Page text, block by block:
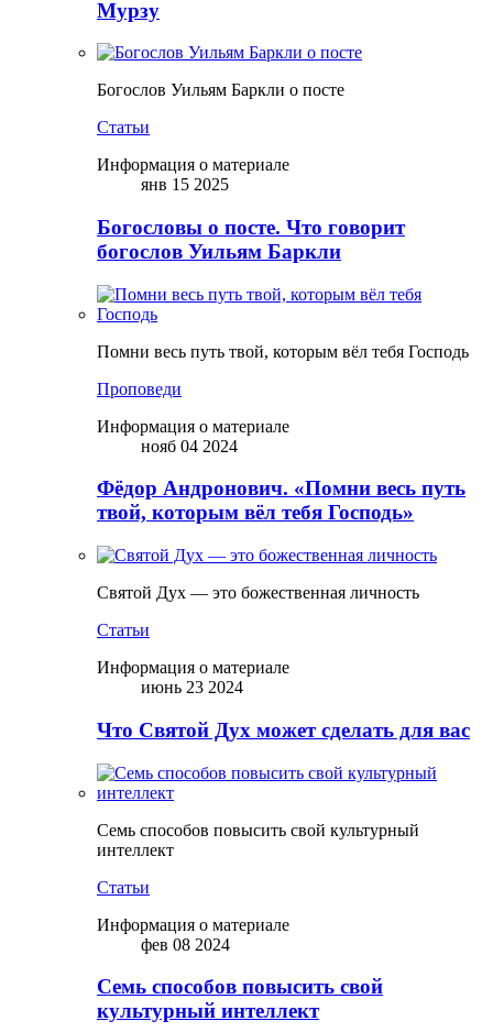
Мурзу
Богослов Уильям Баркли о посте
Статьи
Информация о материале
янв 15 2025
Богословы о посте. Что говорит
богослов Уильям Баркли
Помни весь путь твой, которым вёл тебя Господь
Проповеди
Информация о материале
нояб 04 2024
Фёдор Андронович. «Помни весь путь
твой, которым вёл тебя Господь»
Святой Дух — это божественная личность
Статьи
Информация о материале
июнь 23 2024
Что Святой Дух может сделать для вас
Семь способов повысить свой культурный
интеллект
Статьи
Информация о материале
фев 08 2024
Семь способов повысить свой
культурный интеллект